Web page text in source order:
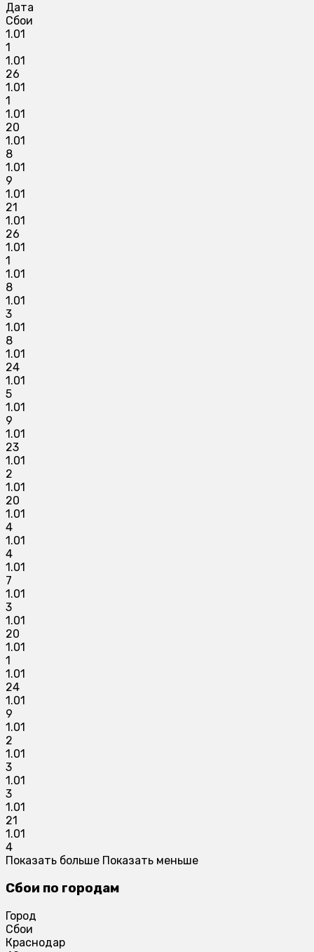
Дата
Сбои
1.01
1
1.01
26
1.01
1
1.01
20
1.01
8
1.01
9
1.01
21
1.01
26
1.01
1
1.01
8
1.01
3
1.01
8
1.01
24
1.01
5
1.01
9
1.01
23
1.01
2
1.01
20
1.01
4
1.01
4
1.01
7
1.01
3
1.01
20
1.01
1
1.01
24
1.01
9
1.01
2
1.01
3
1.01
3
1.01
21
1.01
4
Показать больше Показать меньше
Сбои по городам
Город
Сбои
Краснодар